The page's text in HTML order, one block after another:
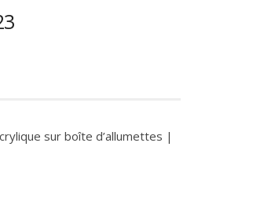
sur boîte d’allumettes |